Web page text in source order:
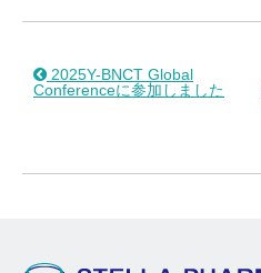
2025Y-BNCT Global
Conferenceに参加しました